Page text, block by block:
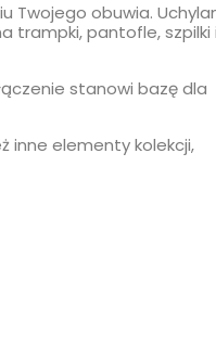
Twojego obuwia.
trampki, pantofle, szpilki i
stanowi bazę dla
inne elementy kolekcji,